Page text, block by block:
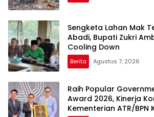
Sengketa Lahan Mak
Abadi, Bupati Zukri
Cooling Down
Berita Agustus 7, 2026
Raih Popular
Award 2026, Kinerja
Kementerian ATR/BPN